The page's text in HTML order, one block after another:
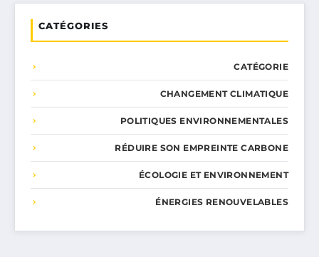
CATÉGORIES
CATÉGORIE
CHANGEMENT CLIMATIQUE
POLITIQUES ENVIRONNEMENTALES
RÉDUIRE SON EMPREINTE CARBONE
ÉCOLOGIE ET ENVIRONNEMENT
ÉNERGIES RENOUVELABLES